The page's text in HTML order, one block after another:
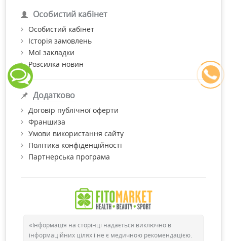
Особистий кабінет
Особистий кабінет
Історія замовлень
Мої закладки
Розсилка новин
Додатково
Договір публічної оферти
Франшиза
Умови використання сайту
Політика конфіденційності
Партнерська програма
«Інформація на сторінці надається виключно в
інформаційних цілях і не є медичною рекомендацією.